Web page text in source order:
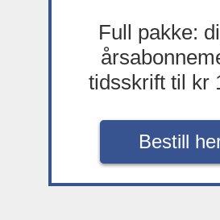
Full pakke:
tidsskrift til kr
Bestill